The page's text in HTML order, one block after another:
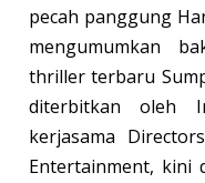
pecah panggung
mengumumkan
thriller terbaru
diterbitkan oleh
kerjasama
Entertainment, kini